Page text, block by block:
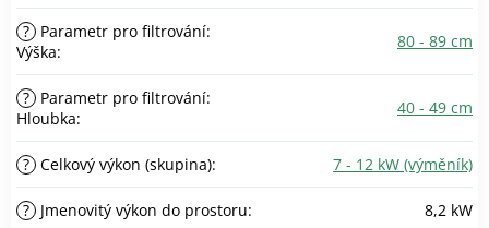
? Parametr pro filtrování:
Výška:
80 - 89 cm
? Parametr pro filtrování:
Hloubka:
40 - 49 cm
? Celkový výkon (skupina): 7 - 12 kW (výměník)
? Jmenovitý výkon do prostoru: 8,2 kW